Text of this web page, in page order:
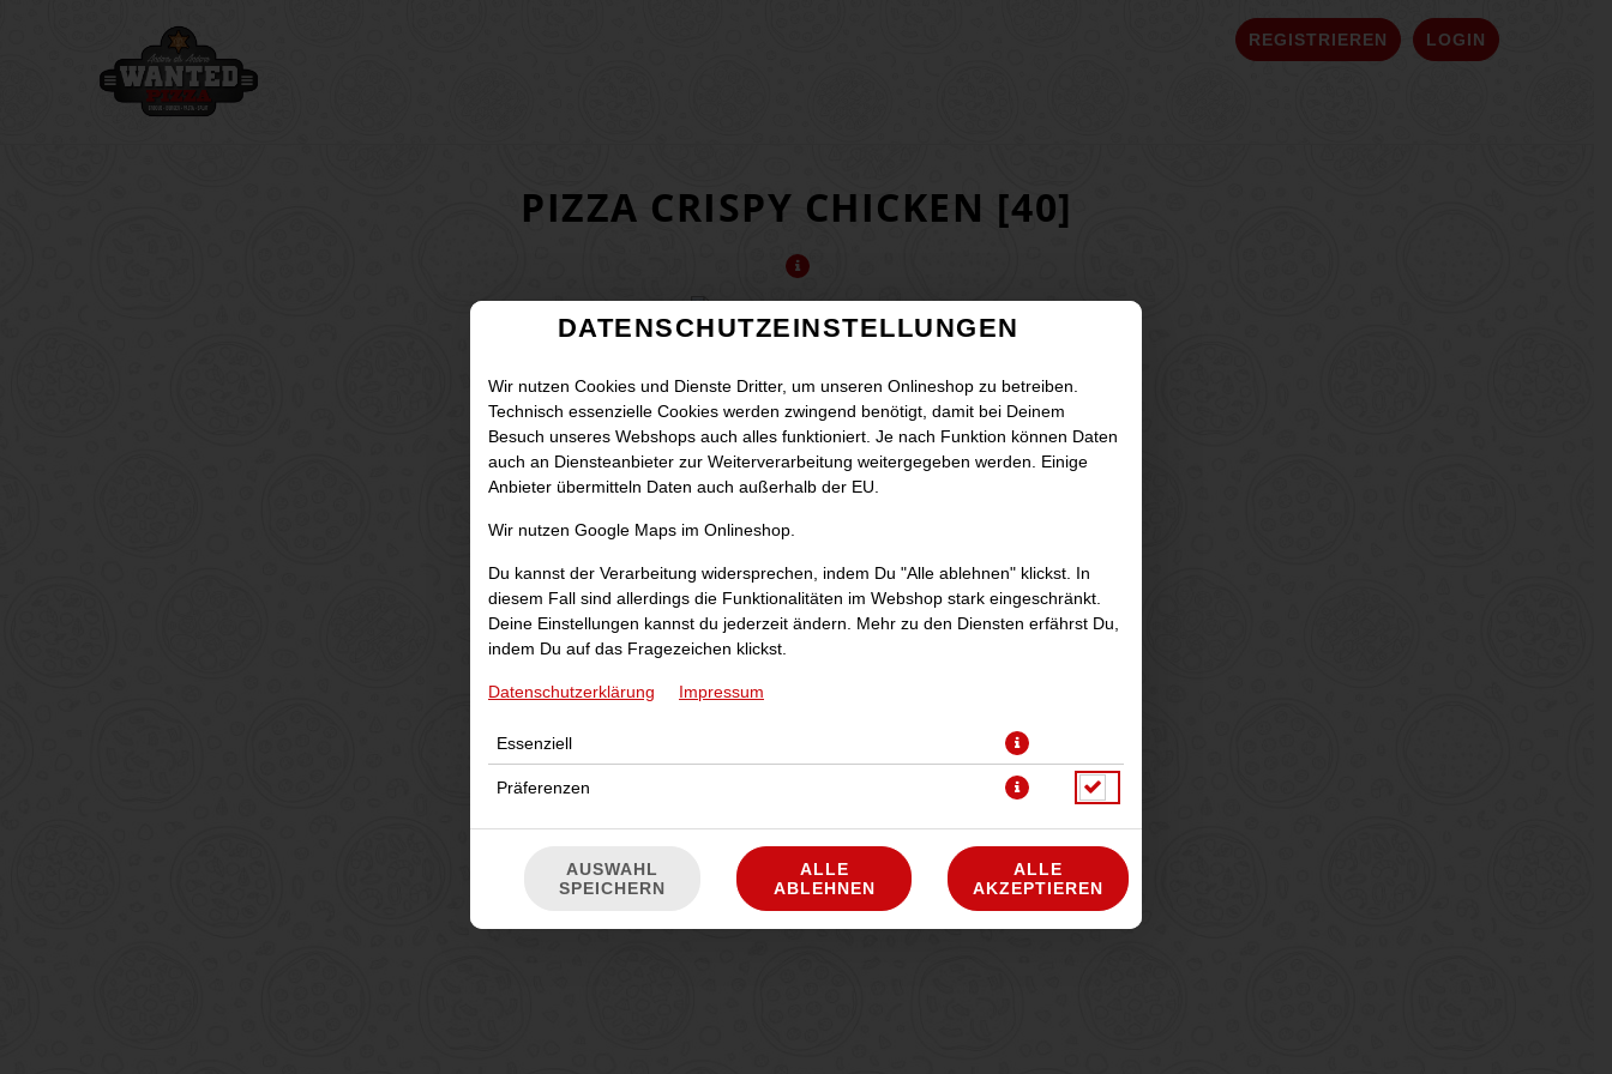
REGISTRIEREN LOGIN
PIZZA CRISPY CHICKEN [40]
JETZT BESTELLEN
DATENSCHUTZEINSTELLUNGEN
Wir nutzen Cookies und Dienste Dritter, um unseren Onlineshop zu betreiben.
Technisch essenzielle Cookies werden zwingend benötigt, damit bei Deinem
Besuch unseres Webshops auch alles funktioniert. Je nach Funktion können Daten
auch an Diensteanbieter zur Weiterverarbeitung weitergegeben werden. Einige
Anbieter übermitteln Daten auch außerhalb der EU.
Wir nutzen Google Maps im Onlineshop.
Du kannst der Verarbeitung widersprechen, indem Du "Alle ablehnen" klickst. In
diesem Fall sind allerdings die Funktionalitäten im Webshop stark eingeschränkt.
Deine Einstellungen kannst du jederzeit ändern. Mehr zu den Diensten erfährst Du,
indem Du auf das Fragezeichen klickst.
Datenschutzerklärung Impressum
Essenziell
Präferenzen
AUSWAHL
SPEICHERN
ALLE
ABLEHNEN
ALLE
AKZEPTIEREN